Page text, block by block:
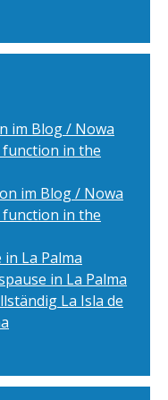
im Blog / Nowa
in the
im Blog / Nowa
in the
La Palma
in La Palma
La Isla de